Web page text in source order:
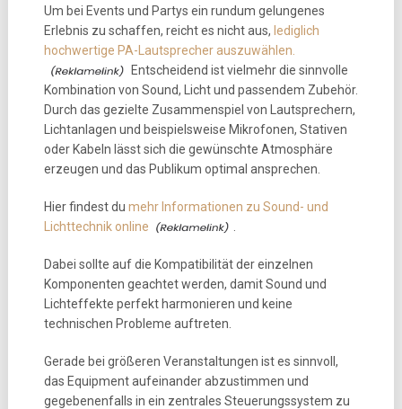
Um bei Events und Partys ein rundum gelungenes
Erlebnis zu schaffen, reicht es nicht aus, lediglich
hochwertige PA-Lautsprecher auszuwählen.
Entscheidend ist vielmehr die sinnvolle
Kombination von Sound, Licht und passendem Zubehör.
Durch das gezielte Zusammenspiel von Lautsprechern,
Lichtanlagen und beispielsweise Mikrofonen, Stativen
oder Kabeln lässt sich die gewünschte Atmosphäre
erzeugen und das Publikum optimal ansprechen.
Hier findest du mehr Informationen zu Sound- und
Lichttechnik online
Dabei sollte auf die Kompatibilität der einzelnen
Komponenten geachtet werden, damit Sound und
Lichteffekte perfekt harmonieren und keine
technischen Probleme auftreten.
Gerade bei größeren Veranstaltungen ist es sinnvoll,
das Equipment aufeinander abzustimmen und
gegebenenfalls in ein zentrales Steuerungssystem zu